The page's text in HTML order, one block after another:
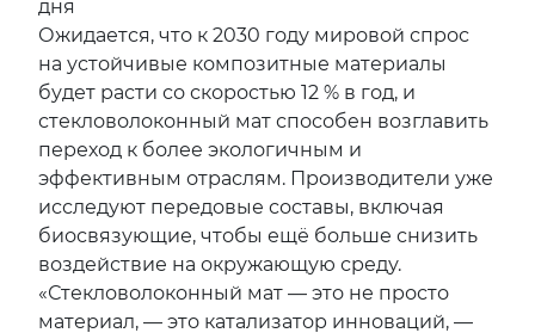
дня
Ожидается, что к 2030 году мировой спрос
на устойчивые композитные материалы
будет расти со скоростью 12 % в год, и
стекловолоконный мат способен возглавить
переход к более экологичным и
эффективным отраслям. Производители уже
исследуют передовые составы, включая
биосвязующие, чтобы ещё больше снизить
воздействие на окружающую среду.
«Стекловолоконный мат — это не просто
материал, — это катализатор инноваций, —